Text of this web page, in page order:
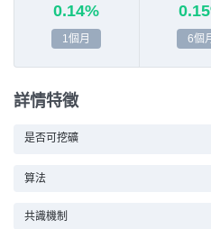
0.14%
1個月 6個
詳情特徵
是否可挖礦
算法
共識機制